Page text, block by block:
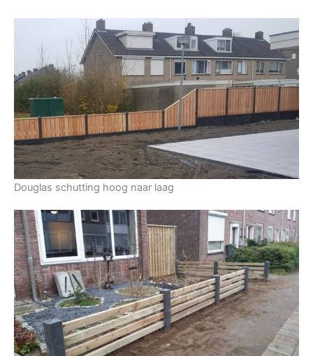
Douglas schutting hoog naar laag